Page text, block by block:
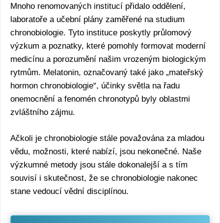
Mnoho renomovaných institucí přidalo oddělení,
laboratoře a učební plány zaměřené na studium
chronobiologie. Tyto instituce poskytly průlomový
výzkum a poznatky, které pomohly formovat moderní
medicínu a porozumění našim vrozeným biologickým
rytmům. Melatonin, označovaný také jako „mateřský
hormon chronobiologie“, účinky světla na řadu
onemocnění a fenomén chronotypů byly oblastmi
zvláštního zájmu.
Ačkoli je chronobiologie stále považována za mladou
vědu, možnosti, které nabízí, jsou nekonečné. Naše
výzkumné metody jsou stále dokonalejší a s tím
souvisí i skutečnost, že se chronobiologie nakonec
stane vedoucí vědní disciplínou.